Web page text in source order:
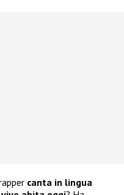
canta in lingua